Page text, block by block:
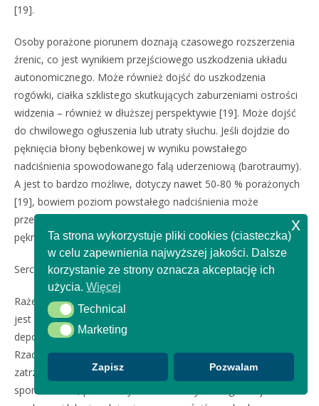
[19].
Osoby porażone piorunem doznają czasowego rozszerzenia
źrenic, co jest wynikiem przejściowego uszkodzenia układu
autonomicznego. Może również dojść do uszkodzenia
rogówki, ciałka szklistego skutkujących zaburzeniami ostrości
widzenia – również w dłuższej perspektywie [19]. Może dojść
do chwilowego ogłuszenia lub utraty słuchu. Jeśli dojdzie do
pęknięcia błony bębenkowej w wyniku powstałego
nadciśnienia spowodowanego falą uderzeniową (barotraumy).
A jest to bardzo możliwe, dotyczy nawet 50-80 % porażonych
[19], bowiem poziom powstałego nadciśnienia może
przekraczać 10-krotnie prób 29 psi, przy którym powstają
pęknięcia błony bębenkowej [20].
Serce i układ krążenia
Rażenie piorunem może wywołać zatrzymanie akcji serca, co
jest spowodowane natychmiastową i jednoczesną
depolaryzacją wszystkich komórek mięśnia sercowego.
Rzadziej występują komorowe zaburzenia rytmu lub wtórne
zatrzymanie akcji serca [19]. Rytm może zostać przywrócony
spontanicznie, po dłuższym czasie w wyniku ingerencji
Ta strona wykorzystuje pliki cookies (ciasteczka)
w celu zapewnienia najwyższej jakości. Dalsze
korzystanie ze strony oznacza akceptację ich
użycia.Więcej
Technical
Technical
Marketing
Marketing
Zapisz Pozwalam
x